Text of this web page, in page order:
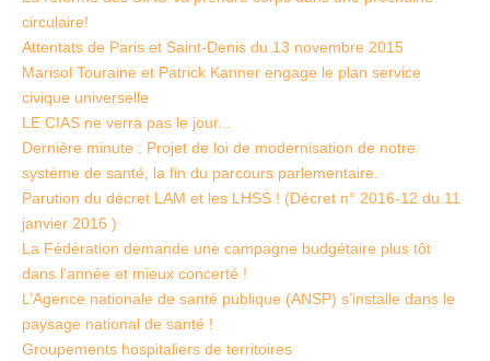
circulaire!
Attentats de Paris et Saint-Denis du 13 novembre 2015
Marisol Touraine et Patrick Kanner engage le plan service
civique universelle
LE CIAS ne verra pas le jour...
Dernière minute : Projet de loi de modernisation de notre
système de santé, la fin du parcours parlementaire.
Parution du décret LAM et les LHSS ! (Décret n° 2016-12 du 11
janvier 2016 )
La Fédération demande une campagne budgétaire plus tôt
dans l’année et mieux concerté !
L’Agence nationale de santé publique (ANSP) s’installe dans le
paysage national de santé !
Groupements hospitaliers de territoires